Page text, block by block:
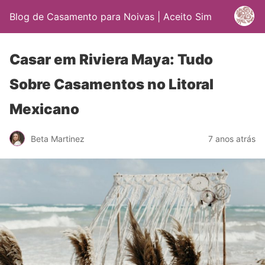
Blog de Casamento para Noivas | Aceito Sim
Casar em Riviera Maya: Tudo
Sobre Casamentos no Litoral
Mexicano
Beta Martinez 7 anos atrás